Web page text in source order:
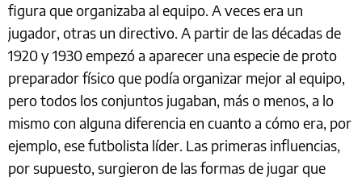
figura que organizaba al equipo. A veces era un
jugador, otras un directivo. A partir de las décadas de
1920 y 1930 empezó a aparecer una especie de proto
preparador físico que podía organizar mejor al equipo,
pero todos los conjuntos jugaban, más o menos, a lo
mismo con alguna diferencia en cuanto a cómo era, por
ejemplo, ese futbolista líder. Las primeras influencias,
por supuesto, surgieron de las formas de jugar que